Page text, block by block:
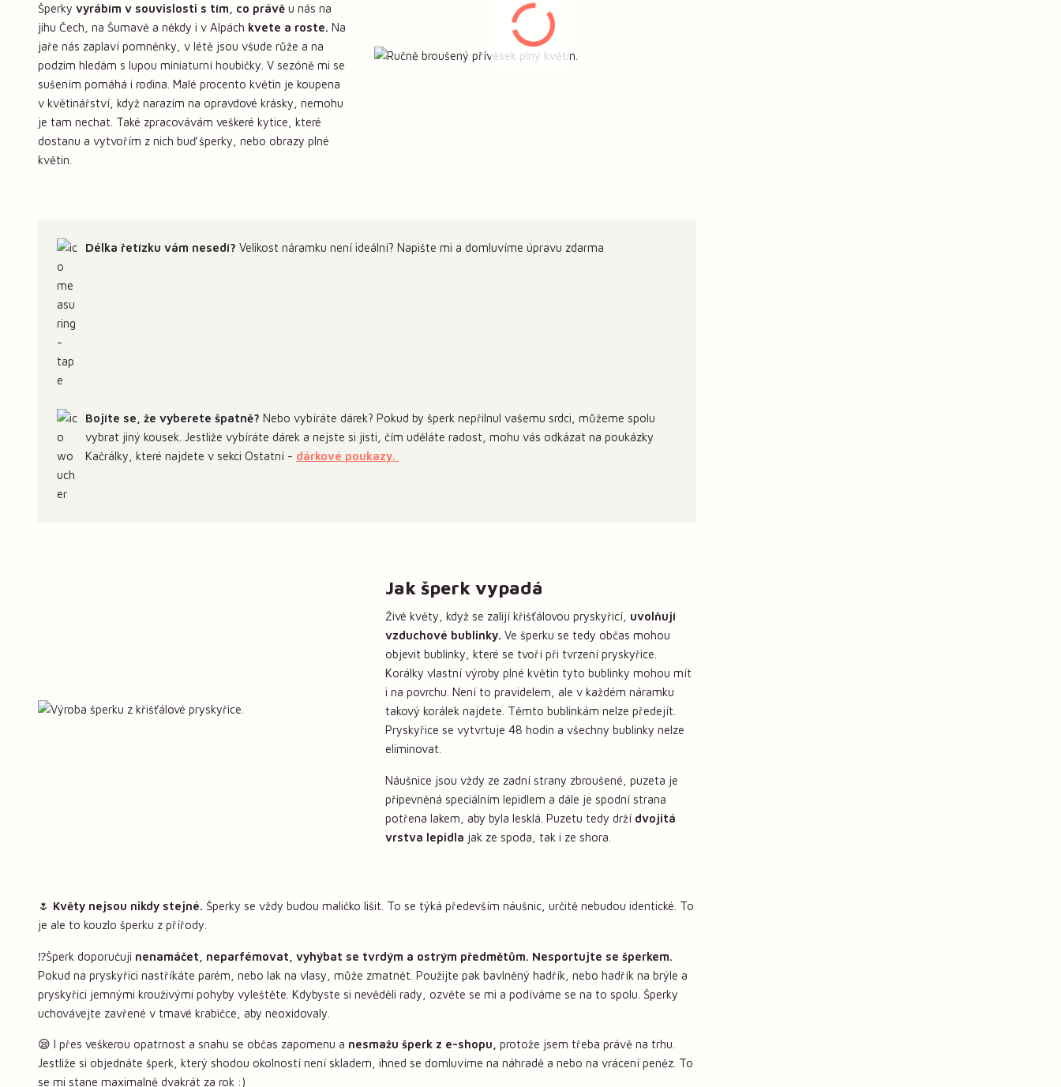
Šperky vyrábím v souvislosti s tím, co právě u nás na
jihu Čech, na Šumavě a někdy i v Alpách kvete a roste. Na
jaře nás zaplaví pomněnky, v létě jsou všude růže a na
podzim hledám s lupou miniaturní houbičky. V sezóně mi se
sušením pomáhá i rodina. Malé procento květin je koupena
v květinářství, když narazím na opravdové krásky, nemohu
je tam nechat. Také zpracovávám veškeré kytice, které
dostanu a vytvořím z nich buď šperky, nebo obrazy plné
květin.
Délka řetízku vám nesedí? Velikost náramku není ideální? Napište mi a domluvíme úpravu zdarma
Bojíte se, že vyberete špatně? Nebo vybíráte dárek? Pokud by šperk nepřilnul vašemu srdci, můžeme spolu
vybrat jiný kousek. Jestliže vybíráte dárek a nejste si jisti, čím uděláte radost, mohu vás odkázat na poukázky
Kačrálky, které najdete v sekci Ostatní - dárkové poukazy.
Jak šperk vypadá
Živé květy, když se zalijí křišťálovou pryskyřicí, uvolňují
vzduchové bublinky. Ve šperku se tedy občas mohou
objevit bublinky, které se tvoří při tvrzení pryskyřice.
Korálky vlastní výroby plné květin tyto bublinky mohou mít
i na povrchu. Není to pravidelem, ale v každém náramku
takový korálek najdete. Těmto bublinkám nelze předejít.
Pryskyřice se vytvrtuje 48 hodin a všechny bublinky nelze
eliminovat.
Náušnice jsou vždy ze zadní strany zbroušené, puzeta je
připevněná speciálním lepidlem a dále je spodní strana
potřena lakem, aby byla lesklá. Puzetu tedy drží dvojitá
vrstva lepidla jak ze spoda, tak i ze shora.
🌷 Květy nejsou nikdy stejné. Šperky se vždy budou maličko lišit. To se týká především náušnic, určitě nebudou identické. To
je ale to kouzlo šperku z přířody.
⁉️Šperk doporučuji nenamáčet, neparfémovat, vyhýbat se tvrdým a ostrým předmětům. Nesportujte se šperkem.
Pokud na pryskyřici nastříkáte parém, nebo lak na vlasy, může zmatnět. Použijte pak bavlněný hadřík, nebo hadřík na brýle a
pryskyřici jemnými krouživými pohyby vyleštěte. Kdybyste si nevěděli rady, ozvěte se mi a podíváme se na to spolu. Šperky
uchovávejte zavřené v tmavé krabičce, aby neoxidovaly.
😪 I přes veškerou opatrnost a snahu se občas zapomenu a nesmažu šperk z e-shopu, protože jsem třeba právě na trhu.
Jestliže si objednáte šperk, který shodou okolností není skladem, ihned se domluvíme na náhradě a nebo na vrácení peněz. To
se mi stane maximalně dvakrát za rok :)